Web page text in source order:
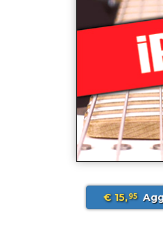
€ 15,95